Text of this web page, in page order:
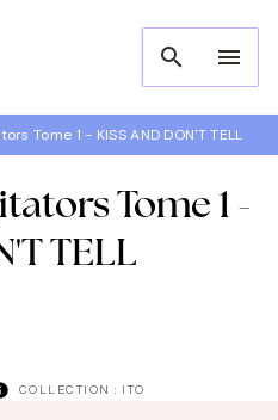
search menu
Tome 1 - KISS AND DON'T TELL
Tome 1 -
TELL
COLLECTION : ITO